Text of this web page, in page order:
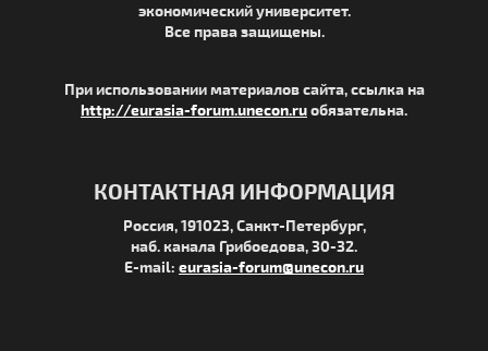
экономический университет.
Все права защищены.
При использовании материалов сайта, ссылка на
http://eurasia-forum.unecon.ruобязательна.
КОНТАКТНАЯ ИНФОРМАЦИЯ
Россия, 191023, Санкт-Петербург,
наб. канала Грибоедова, 30-32.
E-mail: eurasia-forum@unecon.ru